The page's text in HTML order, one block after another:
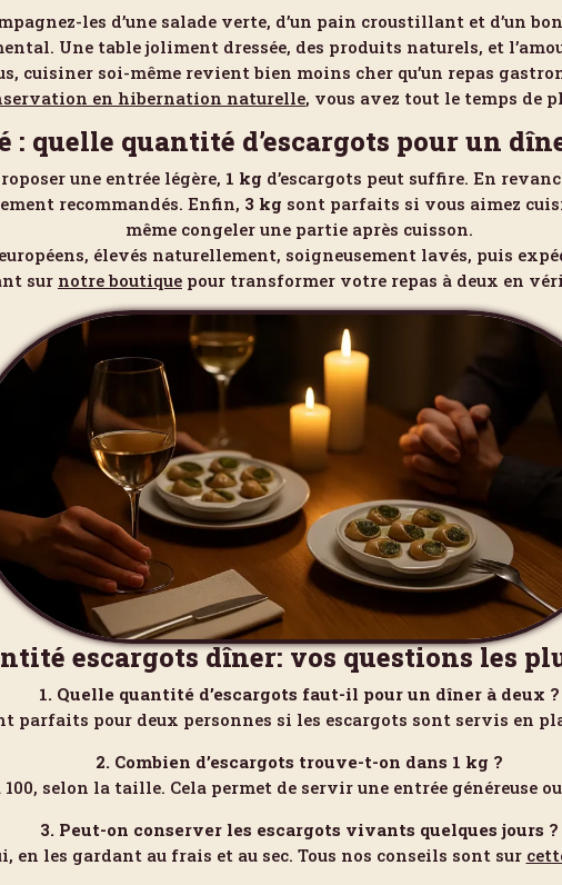
les d’une salade verte, d’un pain croustillant et d’un
Une table joliment dressée, des produits naturels, et
cuisiner soi-même revient bien moins cher qu’un repas
en hibernation naturelle, vous avez tout le temps de
: quelle quantité d’escargots pour un
une entrée légère, 1 kg d’escargots peut suffire. En
recommandés. Enfin, 3 kg sont parfaits si vous aimez
même congeler une partie après cuisson.
élevés naturellement, soigneusement lavés, puis
sur notre boutique pour transformer votre repas à deux en
escargots dîner: vos questions les
1. Quelle quantité d’escargots faut-il pour un dîner à deux ?
parfaits pour deux personnes si les escargots sont servis en
2. Combien d’escargots trouve-t-on dans 1 kg ?
selon la taille. Cela permet de servir une entrée généreuse
3. Peut-on conserver les escargots vivants quelques jours ?
en les gardant au frais et au sec. Tous nos conseils sont sur